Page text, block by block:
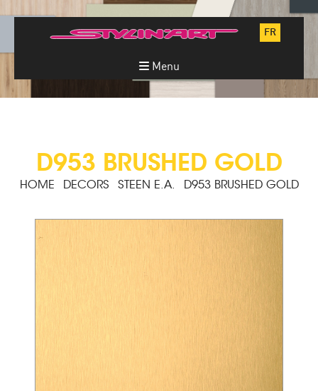
FR
Menu
D953 BRUSHED GOLD
HOME DECORS STEEN E.A. D953 BRUSHED GOLD